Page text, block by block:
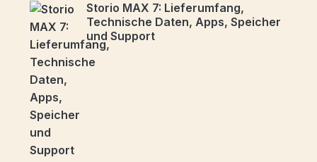
Storio MAX 7: Lieferumfang,
Technische Daten, Apps, Speicher
und Support